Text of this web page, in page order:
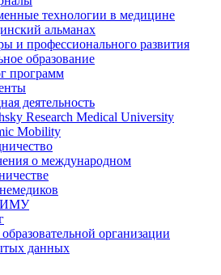
технологии в медицине
альманах
и профессионального развития
образование
программ
деятельность
Research Medical University
Mobility
о международном
организации
данных